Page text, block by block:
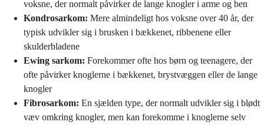
voksne, der normalt påvirker de lange knogler i arme og ben
Kondrosarkom: Mere almindeligt hos voksne over 40 år, der
typisk udvikler sig i brusken i bækkenet, ribbenene eller
skulderbladene
Ewing sarkom: Forekommer ofte hos børn og teenagere, der
ofte påvirker knoglerne i bækkenet, brystvæggen eller de lange
knogler
Fibrosarkom: En sjælden type, der normalt udvikler sig i blødt
væv omkring knogler, men kan forekomme i knoglerne selv